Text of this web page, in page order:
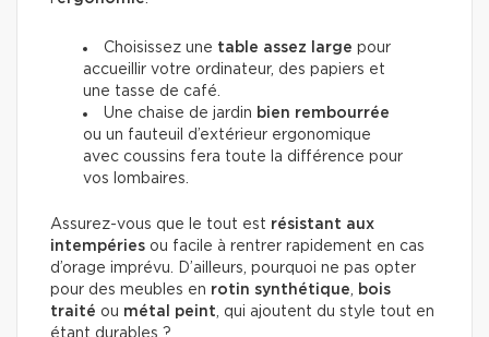
Choisissez une table assez large pour
accueillir votre ordinateur, des papiers et
une tasse de café.
Une chaise de jardin bien rembourrée
ou un fauteuil d’extérieur ergonomique
avec coussins fera toute la différence pour
vos lombaires.
Assurez-vous que le tout est résistant aux
intempéries ou facile à rentrer rapidement en cas
d’orage imprévu. D’ailleurs, pourquoi ne pas opter
pour des meubles en rotin synthétique
bois
traité ou métal peint , qui ajoutent du style tout en
étant durables ?